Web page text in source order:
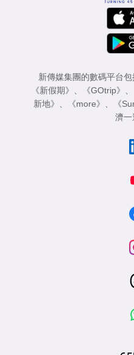
新傳媒集團的數碼平台
《新假期》 、 《GOtrip》 、
新地》 、 《more》 、 《
濟一